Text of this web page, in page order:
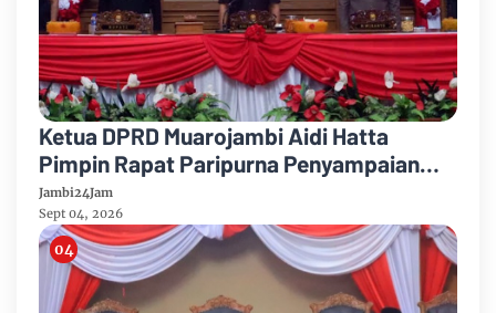
Ketua DPRD Muarojambi Aidi Hatta
Pimpin Rapat Paripurna Penyampaian
Rancangan Perubahan KUA-PPAS Tahun
Anggaran 2026
Jambi24Jam
Sept 04, 2026